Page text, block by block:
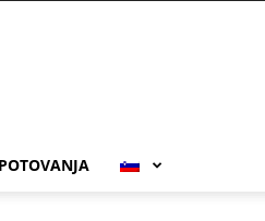
POTOVANJA